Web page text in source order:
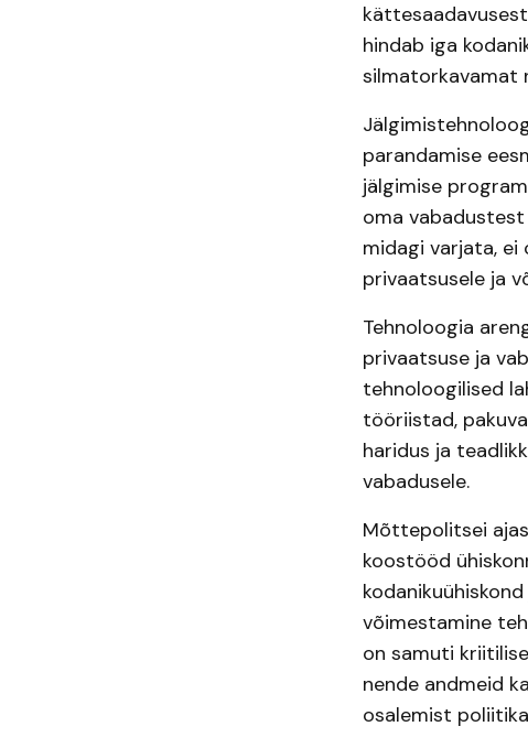
hindab iga
silmatorkavamat
parandamise
jälgimise
oma
midagi varjata,
privaatsusele ja
Tehnoloogia
privaatsuse ja
tehnoloogilised
tööriistad,
haridus ja
vabadusele.
Mõttepolitsei
koostööd
võimestamine
on samuti
nende andmeid
osalemist